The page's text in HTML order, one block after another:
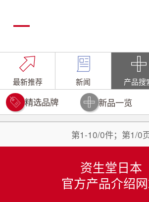
最新推荐 新闻 产品搜
精选品牌 新品一览
第1-10/0件；第1/0
资生堂日本
官方产品介绍